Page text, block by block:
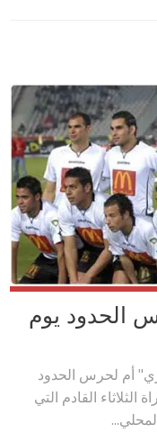
الحدود يوم
أم لحرس الحدود
القادم التي